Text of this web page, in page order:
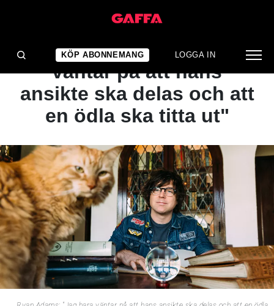
KÖP ABONNEMANG LOGGA IN
ARTIKEL
Ryan Adams: "Jag bara
väntar på att hans
ansikte ska delas och att
en ödla ska titta ut"